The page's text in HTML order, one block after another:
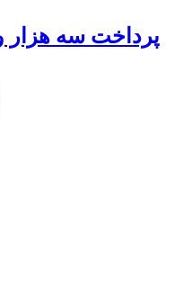
پرداخت سه هزار و ۴۸۰ میلیارد تومان تسهیلات مقاوم سازی مسکن روستایی در